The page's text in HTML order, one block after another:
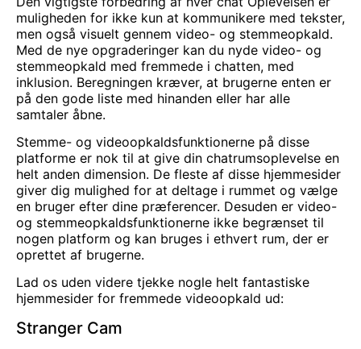
muligheden for ikke kun at kommunikere med tekster,
men også visuelt gennem video- og stemmeopkald.
Med de nye opgraderinger kan du nyde video- og
stemmeopkald med fremmede i chatten, med
inklusion. Beregningen kræver, at brugerne enten er
på den gode liste med hinanden eller har alle
samtaler åbne.
Stemme- og videoopkaldsfunktionerne på disse
platforme er nok til at give din chatrumsoplevelse en
helt anden dimension. De fleste af disse hjemmesider
giver dig mulighed for at deltage i rummet og vælge
en bruger efter dine præferencer. Desuden er video-
og stemmeopkaldsfunktionerne ikke begrænset til
nogen platform og kan bruges i ethvert rum, der er
oprettet af brugerne.
Lad os uden videre tjekke nogle helt fantastiske
hjemmesider for fremmede videoopkald ud:
Stranger Cam